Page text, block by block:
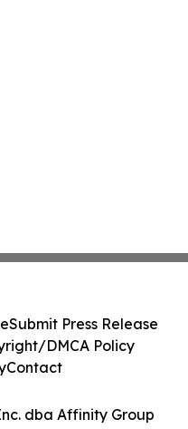
dba Affinity Group
Submit Press Release
DMCA Policy
Contact